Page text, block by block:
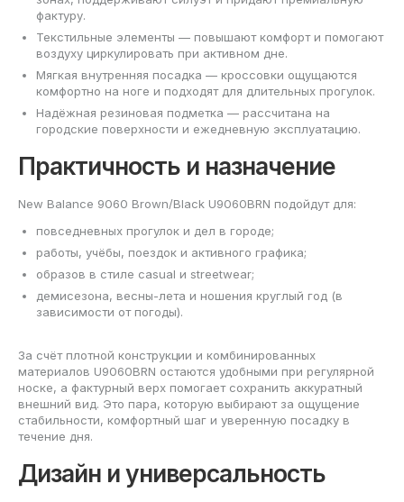
фактуру.
Текстильные элементы — повышают комфорт и помогают
воздуху циркулировать при активном дне.
Мягкая внутренняя посадка — кроссовки ощущаются
комфортно на ноге и подходят для длительных прогулок.
Надёжная резиновая подметка — рассчитана на
городские поверхности и ежедневную эксплуатацию.
Практичность и назначение
New Balance 9060 Brown/Black U9060BRN подойдут для:
повседневных прогулок и дел в городе;
работы, учёбы, поездок и активного графика;
образов в стиле casual и streetwear;
демисезона, весны-лета и ношения круглый год (в
зависимости от погоды).
За счёт плотной конструкции и комбинированных
материалов U9060BRN остаются удобными при регулярной
носке, а фактурный верх помогает сохранить аккуратный
внешний вид. Это пара, которую выбирают за ощущение
стабильности, комфортный шаг и уверенную посадку в
течение дня.
Дизайн и универсальность